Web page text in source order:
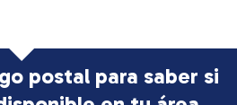
postal para saber si